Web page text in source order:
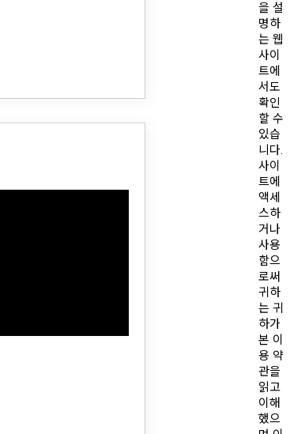
을 설
명하
는 웹
사이
트에
서도
확인
할 수
있습
니다.
사이
트에
액세
스하
거나
사용
함으
로써
귀하
는 귀
하가
본 이
용 약
관을
읽고
이해
했으